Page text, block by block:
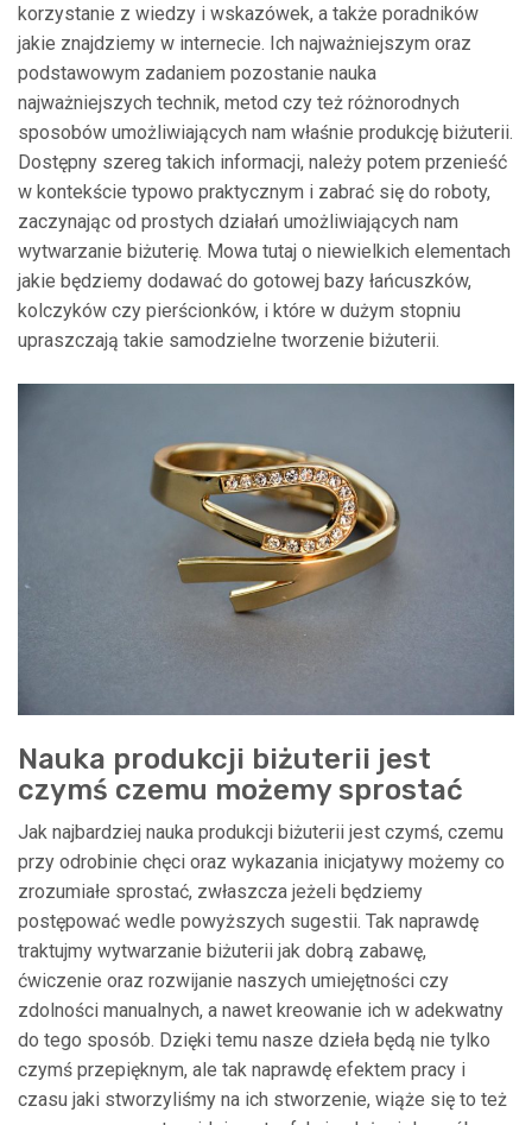
korzystanie z wiedzy i wskazówek, a także poradników
jakie znajdziemy w internecie. Ich najważniejszym oraz
podstawowym zadaniem pozostanie nauka
najważniejszych technik, metod czy też różnorodnych
sposobów umożliwiających nam właśnie produkcję biżuterii.
Dostępny szereg takich informacji, należy potem przenieść
w kontekście typowo praktycznym i zabrać się do roboty,
zaczynając od prostych działań umożliwiających nam
wytwarzanie biżuterię. Mowa tutaj o niewielkich elementach
jakie będziemy dodawać do gotowej bazy łańcuszków,
kolczyków czy pierścionków, i które w dużym stopniu
upraszczają takie samodzielne tworzenie biżuterii.
Nauka produkcji biżuterii jest
czymś czemu możemy sprostać
Jak najbardziej nauka produkcji biżuterii jest czymś, czemu
przy odrobinie chęci oraz wykazania inicjatywy możemy co
zrozumiałe sprostać, zwłaszcza jeżeli będziemy
postępować wedle powyższych sugestii. Tak naprawdę
traktujmy wytwarzanie biżuterii jak dobrą zabawę,
ćwiczenie oraz rozwijanie naszych umiejętności czy
zdolności manualnych, a nawet kreowanie ich w adekwatny
do tego sposób. Dzięki temu nasze dzieła będą nie tylko
czymś przepięknym, ale tak naprawdę efektem pracy i
czasu jaki stworzyliśmy na ich stworzenie, wiąże się to też